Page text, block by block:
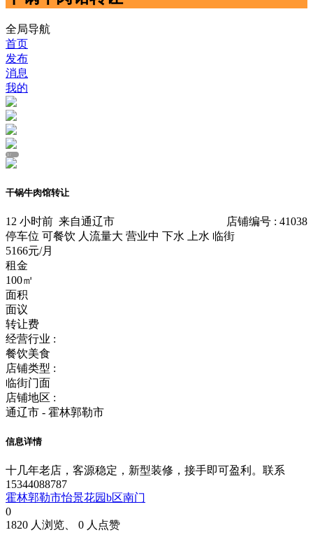
全局导航
首页
发布
消息
我的
1 /
干锅牛肉馆转让
12 小时前 来自通辽市
店铺编号 : 41038
停车位 可餐饮 人流量大 营业中 下水 上水 临街
5166元/月
租金
100㎡
面积
面议
转让费
经营行业 :
餐饮美食
店铺类型 :
临街门面
店铺地区 :
通辽市 - 霍林郭勒市
信息详情
十几年老店，客源稳定，新型装修，接手即可盈利。联系
15344088787
霍林郭勒市怡景花园b区南门
0
1820 人浏览、 0 人点赞